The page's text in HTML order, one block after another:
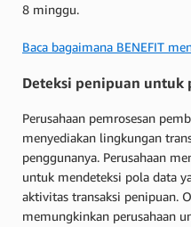
8 minggu.
Baca bagaimana BENEFIT
Deteksi penipuan untuk
Perusahaan pemrosesan
menyediakan lingkungan
penggunanya. Perusahaan
untuk mendeteksi pola data
aktivitas transaksi penipuan.
memungkinkan perusahaan